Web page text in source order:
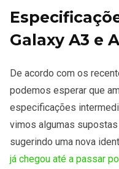
Galaxy A3 e
De acordo com os
podemos esperar que
especificações
vimos algumas
sugerindo uma nova
já chegou até a passar